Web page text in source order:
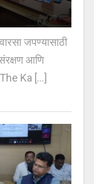
जपण्यासाठी
आणि
Ka [...]